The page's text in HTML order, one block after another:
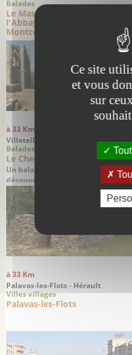
Balades
Le Massif de la Gardiole et
l'Abbaye Saint-Félix de
Montceau
à 33 Km
Villetelle - Hérault
Balades
Le Chemin des Capitelles
Un balade familiale à la
découverte des capitelles
à 33 Km
Palavas-les-Flots - Hérault
Villes villages
Palavas-les-Flots
Ce site
et vous
sur